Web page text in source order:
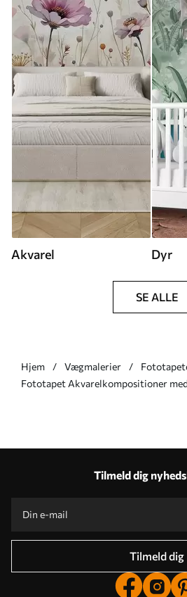
Akvarel Dyr
SE ALLE
Hjem Vægmalerier
Fototapet Akvarelkompositioner
Tilmeld dig
Tilmeld dig